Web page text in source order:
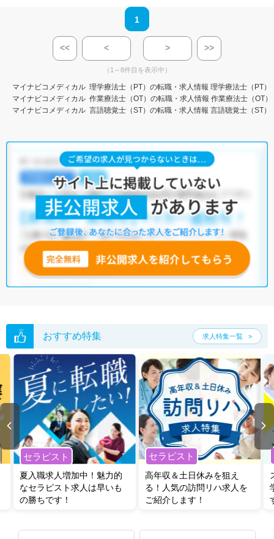
1
<< < > >>
（1～8件目を表示中）
マイナビコメディカル 理学療法士（PT）の転職・求人情報 理学療法士（PT）
マイナビコメディカル 作業療法士（OT）の転職・求人情報 作業療法士（OT
マイナビコメディカル 言語聴覚士（ST）の転職・求人情報 言語聴覚士（ST）
おすすめ特集 求人特集一覧
セラピスト
夏入職求人増加中！魅力的
なセラピスト求人は早いも
の勝ちです！
セラピスト
高年収＆土日休みを狙え
る！人気の訪問リハ求人を
ご紹介します！